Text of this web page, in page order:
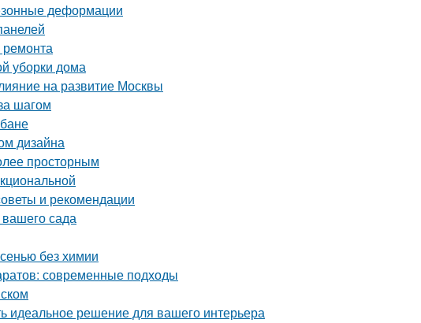
деформации
уборки дома
на развитие Москвы
шагом
дизайна
просторным
и рекомендации
сада
без химии
современные подходы
идеальное решение для вашего интерьера